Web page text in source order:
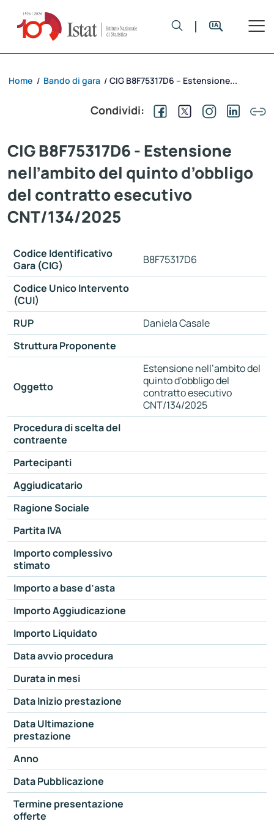
Home / Bando di gara / CIG B8F75317D6 – Estensione...
Condividi:
CIG B8F75317D6 - Estensione
nell’ambito del quinto d’obbligo
del contratto esecutivo
CNT/134/2025
Codice Identificativo
Gara (CIG)
B8F75317D6
Codice Unico Intervento
(CUI)
RUP
Daniela Casale
Struttura Proponente
Oggetto
Estensione nell’ambito del
quinto d’obbligo del
contratto esecutivo
CNT/134/2025
Procedura di scelta del
contraente
Partecipanti
Aggiudicatario
Ragione Sociale
Partita IVA
Importo complessivo
stimato
Importo a base d’asta
Importo Aggiudicazione
Importo Liquidato
Data avvio procedura
Durata in mesi
Data Inizio prestazione
Data Ultimazione
prestazione
Anno
Data Pubblicazione
Termine presentazione
offerte